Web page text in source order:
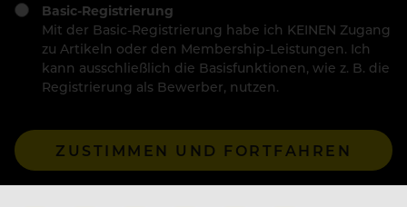
Basic-Registrierung
Mit der Basic-Registrierung habe ich KEINEN Zugang
zu Artikeln oder den Membership-Leistungen. Ich
kann ausschließlich die Basisfunktionen, wie z. B. die
Registrierung als Bewerber, nutzen.
ZUSTIMMEN UND FORTFAHREN